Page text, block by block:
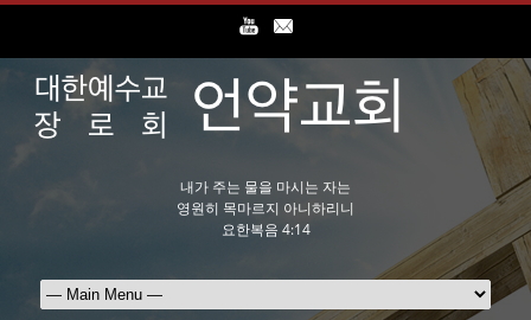
내가 주는 물을 마시는 자는
영원히 목마르지 아니하리니
요한복음 4:14